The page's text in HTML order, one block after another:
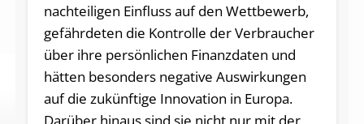
nachteiligen Einfluss auf den Wettbewerb,
gefährdeten die Kontrolle der Verbraucher
über ihre persönlichen Finanzdaten und
hätten besonders negative Auswirkungen
auf die zukünftige Innovation in Europa.
Darüber hinaus sind sie nicht nur mit der